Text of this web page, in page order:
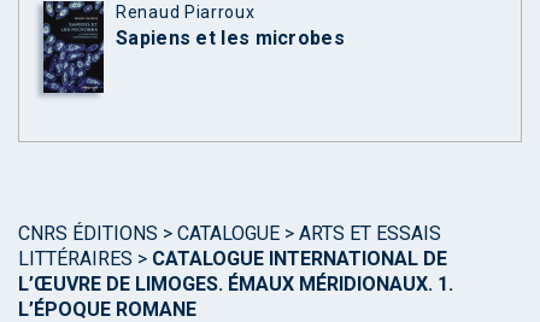
Renaud Piarroux
Sapiens et les microbes
CNRS ÉDITIONS > CATALOGUE > ARTS ET ESSAIS
LITTÉRAIRES > CATALOGUE INTERNATIONAL DE
L’ŒUVRE DE LIMOGES. ÉMAUX MÉRIDIONAUX. 1.
L’ÉPOQUE ROMANE